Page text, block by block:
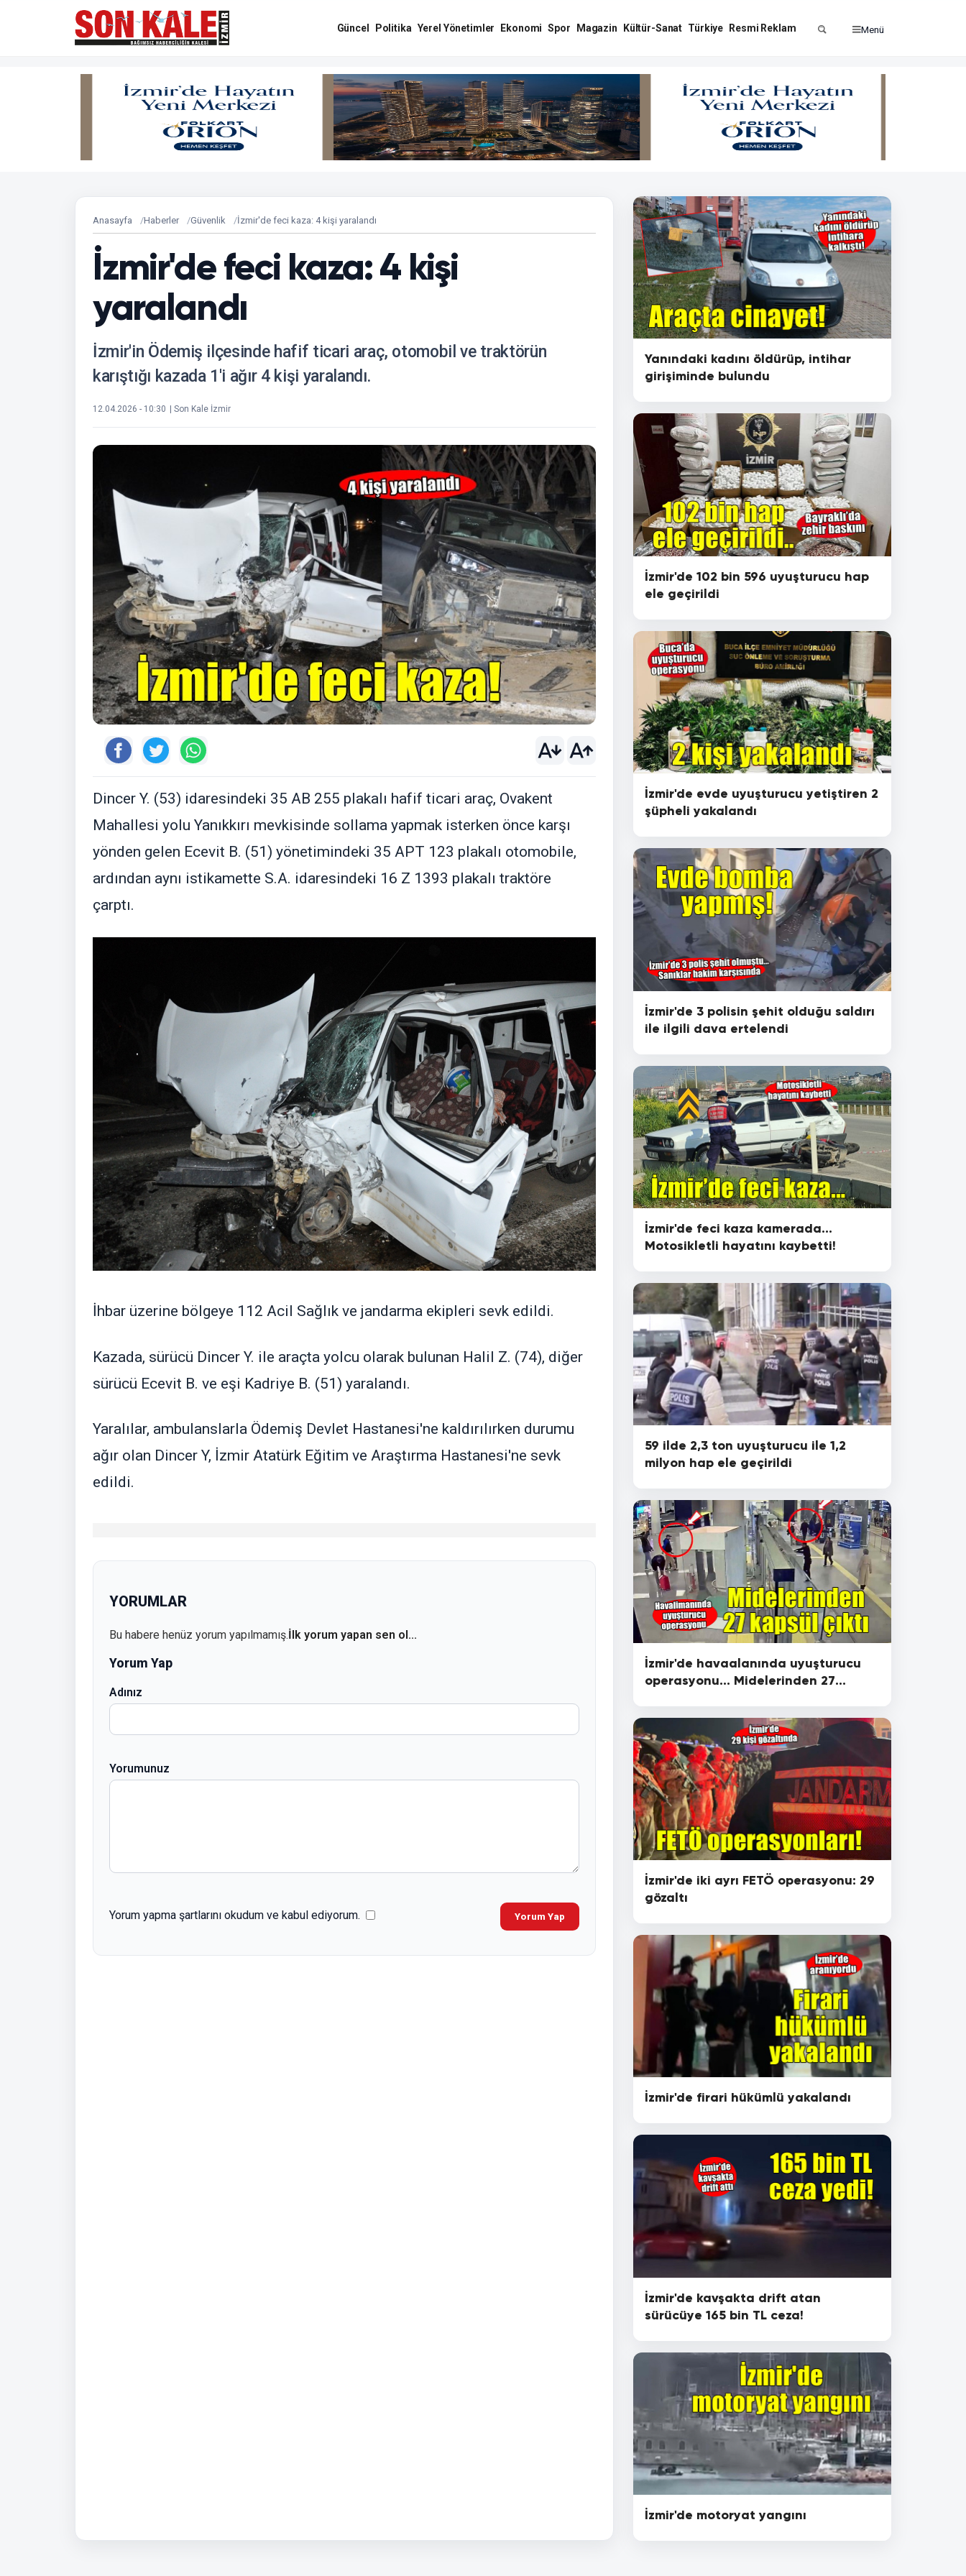
Güncel Politika Yerel Yönetimler Ekonomi Spor Magazin Kültür-Sanat Türkiye Resmi Reklam Menü
Anasayfa Haberler Güvenlik İzmir'de feci kaza: 4 kişi yaralandı
İzmir'de feci kaza: 4 kişi
yaralandı
İzmir'in Ödemiş ilçesinde hafif ticari araç, otomobil ve traktörün
karıştığı kazada 1'i ağır 4 kişi yaralandı.
12.04.2026 - 10:30 | Son Kale İzmir
Dincer Y. (53) idaresindeki 35 AB 255 plakalı hafif ticari araç, Ovakent
Mahallesi yolu Yanıkkırı mevkisinde sollama yapmak isterken önce karşı
yönden gelen Ecevit B. (51) yönetimindeki 35 APT 123 plakalı otomobile,
ardından aynı istikamette S.A. idaresindeki 16 Z 1393 plakalı traktöre
çarptı.
İhbar üzerine bölgeye 112 Acil Sağlık ve jandarma ekipleri sevk edildi.
Kazada, sürücü Dincer Y. ile araçta yolcu olarak bulunan Halil Z. (74), diğer
sürücü Ecevit B. ve eşi Kadriye B. (51) yaralandı.
Yaralılar, ambulanslarla Ödemiş Devlet Hastanesi'ne kaldırılırken durumu
ağır olan Dincer Y, İzmir Atatürk Eğitim ve Araştırma Hastanesi'ne sevk
edildi.
YORUMLAR
Bu habere henüz yorum yapılmamış.İlk yorum yapan sen ol...
Yorum Yap
Adınız
Yorumunuz
Yorum yapma şartlarını okudum ve kabul ediyorum. Yorum Yap
Yanındaki kadını öldürüp, intihar
girişiminde bulundu
İzmir'de 102 bin 596 uyuşturucu hap
ele geçirildi
İzmir'de evde uyuşturucu yetiştiren 2
şüpheli yakalandı
İzmir'de 3 polisin şehit olduğu saldırı
ile ilgili dava ertelendi
İzmir'de feci kaza kamerada...
Motosikletli hayatını kaybetti!
59 ilde 2,3 ton uyuşturucu ile 1,2
milyon hap ele geçirildi
İzmir'de havaalanında uyuşturucu
operasyonu... Midelerinden 27
İzmir'de iki ayrı FETÖ operasyonu: 29
gözaltı
İzmir'de firari hükümlü yakalandı
İzmir'de kavşakta drift atan
sürücüye 165 bin TL ceza!
İzmir'de motoryat yangını